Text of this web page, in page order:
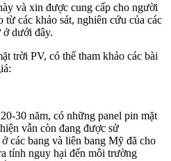
và xin được cung cấp cho người
từ các khảo sát, nghiên cứu của các
dưới đây.
trời PV, có thể tham khảo các bài
30 năm, có những panel pin mặt
vẫn còn đang được sử
các bang và liên bang Mỹ đã cho
tính nguy hại đến môi trường